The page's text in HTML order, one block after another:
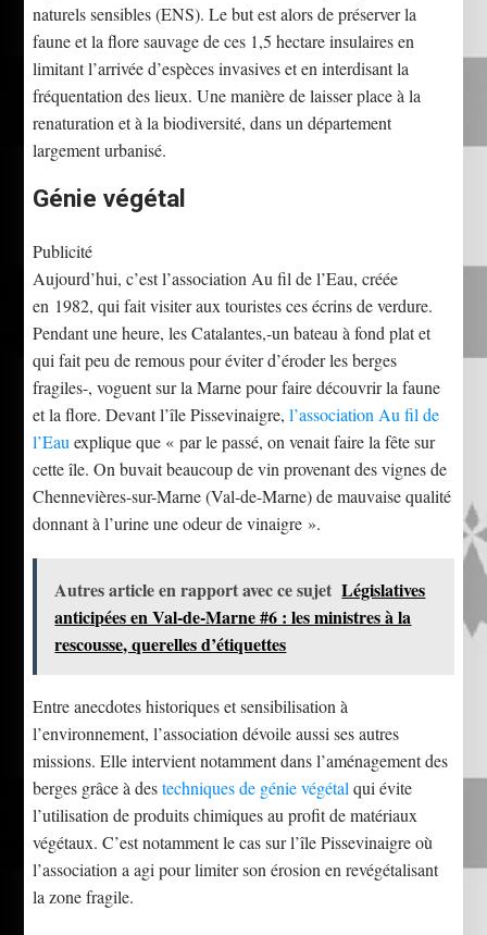
naturels sensibles (ENS). Le but est alors de préserver la
faune et la flore sauvage de ces 1,5 hectare insulaires en
limitant l’arrivée d’espèces invasives et en interdisant la
fréquentation des lieux. Une manière de laisser place à la
renaturation et à la biodiversité, dans un département
largement urbanisé.
Génie végétal
Publicité
Aujourd’hui, c’est l’association Au fil de l’Eau, créée
en 1982, qui fait visiter aux touristes ces écrins de verdure.
Pendant une heure, les Catalantes,-un bateau à fond plat et
qui fait peu de remous pour éviter d’éroder les berges
fragiles-, voguent sur la Marne pour faire découvrir la faune
et la flore. Devant l’île Pissevinaigre,l’association Au fil de
l’Eauexplique que « par le passé, on venait faire la fête sur
cette île. On buvait beaucoup de vin provenant des vignes de
Chennevières-sur-Marne (Val-de-Marne) de mauvaise qualité
donnant à l’urine une odeur de vinaigre ».
Autres article en rapport avec ce sujet Législatives
anticipées en Val-de-Marne #6 : les ministres à la
rescousse, querelles d’étiquettes
Entre anecdotes historiques et sensibilisation à
l’environnement, l’association dévoile aussi ses autres
missions. Elle intervient notamment dans l’aménagement des
berges grâce à destechniques de génie végétalqui évite
l’utilisation de produits chimiques au profit de matériaux
végétaux. C’est notamment le cas sur l’île Pissevinaigre où
l’association a agi pour limiter son érosion en revégétalisant
la zone fragile.